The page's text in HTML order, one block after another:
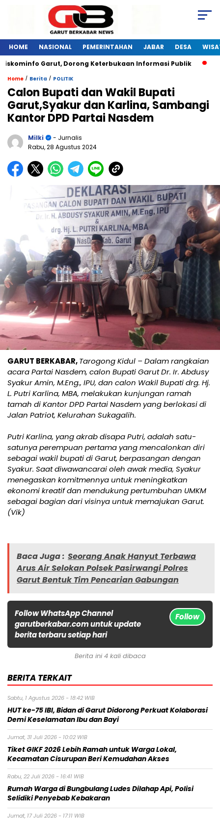
HOME NASIONAL PEMERINTAHAN JABAR DESA
Garut, Dorong Keterbukaan Informasi Publik
Home / Berita / POLITIK
Calon Bupati dan Wakil Bupati
Garut,Syakur dan Karlina, Sambangi
Kantor DPD Partai Nasdem
Milki
- Jurnalis
Rabu, 28 Agustus 2024
GARUT BERKABAR,Tarogong Kidul – Dalam rangkaian
acara Partai Nasdem, calon Bupati Garut Dr. Ir. Abdusy
Syakur Amin, M.Eng., IPU, dan calon Wakil Bupati drg. Hj.
L. Putri Karlina, MBA, melakukan kunjungan ramah
tamah di Kantor DPD Partai Nasdem yang berlokasi di
Jalan Patriot, Kelurahan Sukagalih.
Putri Karlina, yang akrab disapa Putri, adalah satu-
satunya perempuan pertama yang mencalonkan diri
sebagai wakil bupati di Garut, berpasangan dengan
Syakur. Saat diwawancarai oleh awak media, Syakur
menegaskan komitmennya untuk meningkatkan
ekonomi kreatif dan mendukung pertumbuhan UMKM
sebagai bagian dari visinya untuk memajukan Garut.
(Vik)
Baca Juga : Seorang Anak Hanyut Terbawa
Arus Air Selokan Polsek Pasirwangi Polres
Garut Bentuk Tim Pencarian Gabungan
Follow WhatsApp Channel
garutberkabar.com untuk update
berita terbaru setiap hari
Follow
Berita ini 4 kali dibaca
BERITA TERKAIT
Sabtu, 1 Agustus 2026 - 18:42 WIB
HUT ke-75 IBI, Bidan di Garut Didorong Perkuat Kolaborasi
Demi Keselamatan Ibu dan Bayi
Jumat, 31 Juli 2026 - 10:02 WIB
Tiket GIKF 2026 Lebih Ramah untuk Warga Lokal,
Kecamatan Cisurupan Beri Kemudahan Akses
Rabu, 22 Juli 2026 - 16:41 WIB
Rumah Warga di Bungbulang Ludes Dilahap Api, Polisi
Selidiki Penyebab Kebakaran
Jumat, 17 Juli 2026 - 17:11 WIB